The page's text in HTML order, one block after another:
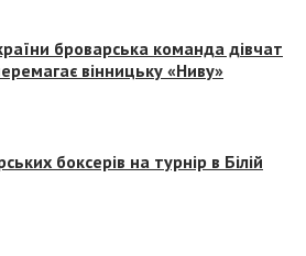
броварська команда дівчат
вінницьку «Ниву»
боксерів на турнір в Білій